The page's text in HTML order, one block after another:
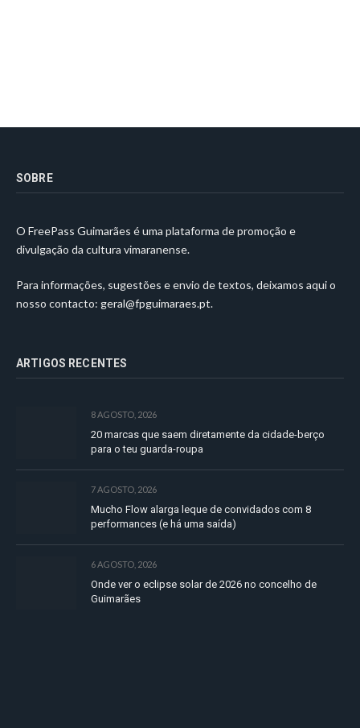
SOBRE
O FreePass Guimarães é uma plataforma de promoção e
divulgação da cultura vimaranense.
Para informações, sugestões e envio de textos, deixamos aqui o
nosso contacto: geral@fpguimaraes.pt.
ARTIGOS RECENTES
8 AGOSTO, 2026
20 marcas que saem diretamente da cidade-berço
para o teu guarda-roupa
7 AGOSTO, 2026
Mucho Flow alarga leque de convidados com 8
performances (e há uma saída)
6 AGOSTO, 2026
Onde ver o eclipse solar de 2026 no concelho de
Guimarães